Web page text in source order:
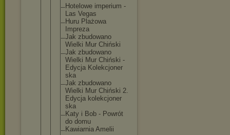
Hotelowe imperium -
Las Vegas
Huru Plażowa
Impreza
Jak zbudowano
Wielki Mur Chiński
Jak zbudowano
Wielki Mur Chiński -
Edycja Kolekcjoner
ska
Jak zbudowano
Wielki Mur Chiński 2.
Edycja kolekcjoner
ska
Katy i Bob - Powrót
do domu
Kawiarnia Amelii